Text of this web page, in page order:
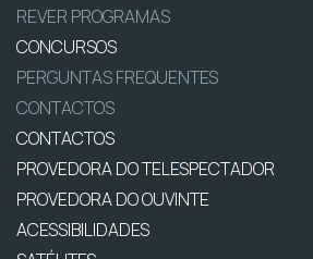
REVER PROGRAMAS
CONCURSOS
PERGUNTAS FREQUENTES
CONTACTOS
CONTACTOS
PROVEDORA DO TELESPECTADOR
PROVEDORA DO OUVINTE
ACESSIBILIDADES